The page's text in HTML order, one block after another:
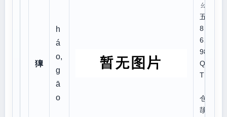
獋
h
á
o,
g
ā
o
ㄠ
五笔
8
6、
98:
QT
TF
仓
颉:K